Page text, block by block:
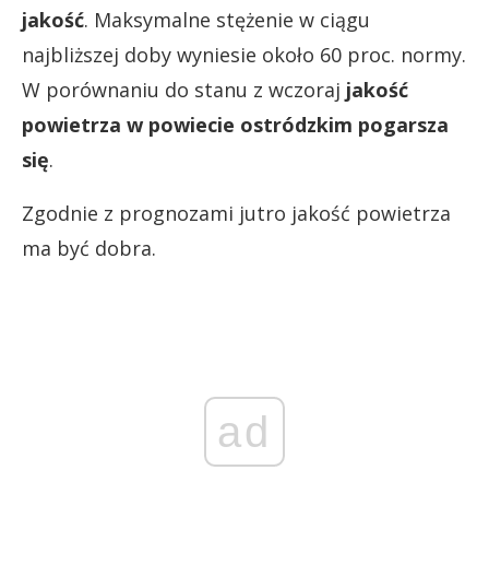
jakość. Maksymalne stężenie w ciągu
najbliższej doby wyniesie około 60 proc. normy.
W porównaniu do stanu z wczoraj jakość
powietrza w powiecie ostródzkim pogarsza
się.
Zgodnie z prognozami jutro jakość powietrza
ma być dobra.
ad